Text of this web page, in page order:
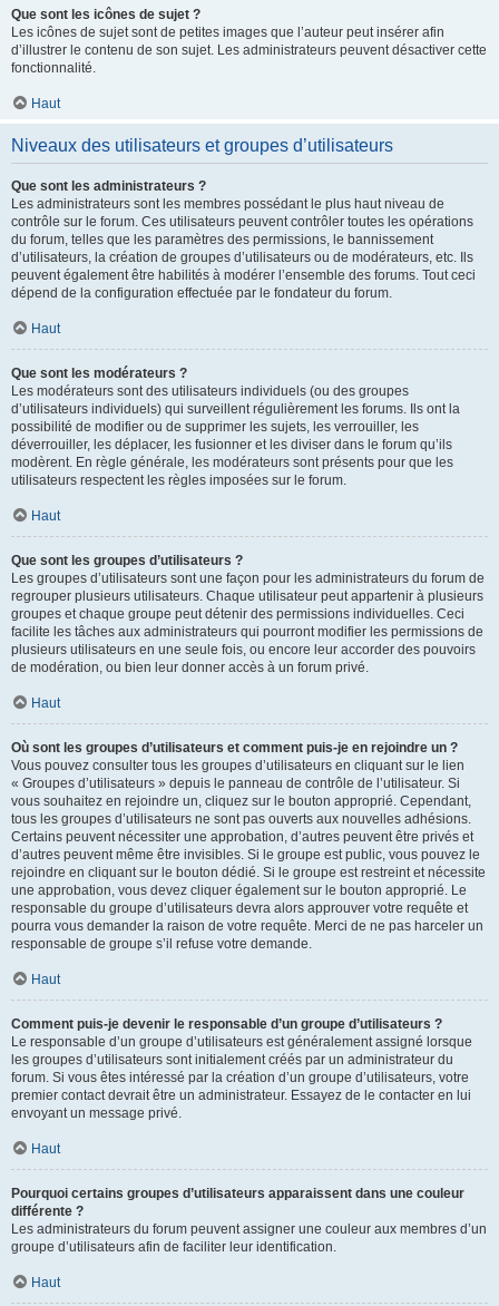
Que sont les icônes de sujet ?
Les icônes de sujet sont de petites images que l’auteur peut insérer afin
d’illustrer le contenu de son sujet. Les administrateurs peuvent désactiver cette
fonctionnalité.
Haut
Niveaux des utilisateurs et groupes d’utilisateurs
Que sont les administrateurs ?
Les administrateurs sont les membres possédant le plus haut niveau de
contrôle sur le forum. Ces utilisateurs peuvent contrôler toutes les opérations
du forum, telles que les paramètres des permissions, le bannissement
d’utilisateurs, la création de groupes d’utilisateurs ou de modérateurs, etc. Ils
peuvent également être habilités à modérer l’ensemble des forums. Tout ceci
dépend de la configuration effectuée par le fondateur du forum.
Haut
Que sont les modérateurs ?
Les modérateurs sont des utilisateurs individuels (ou des groupes
d’utilisateurs individuels) qui surveillent régulièrement les forums. Ils ont la
possibilité de modifier ou de supprimer les sujets, les verrouiller, les
déverrouiller, les déplacer, les fusionner et les diviser dans le forum qu’ils
modèrent. En règle générale, les modérateurs sont présents pour que les
utilisateurs respectent les règles imposées sur le forum.
Haut
Que sont les groupes d’utilisateurs ?
Les groupes d’utilisateurs sont une façon pour les administrateurs du forum de
regrouper plusieurs utilisateurs. Chaque utilisateur peut appartenir à plusieurs
groupes et chaque groupe peut détenir des permissions individuelles. Ceci
facilite les tâches aux administrateurs qui pourront modifier les permissions de
plusieurs utilisateurs en une seule fois, ou encore leur accorder des pouvoirs
de modération, ou bien leur donner accès à un forum privé.
Haut
Où sont les groupes d’utilisateurs et comment puis-je en rejoindre un ?
Vous pouvez consulter tous les groupes d’utilisateurs en cliquant sur le lien
« Groupes d’utilisateurs » depuis le panneau de contrôle de l’utilisateur. Si
vous souhaitez en rejoindre un, cliquez sur le bouton approprié. Cependant,
tous les groupes d’utilisateurs ne sont pas ouverts aux nouvelles adhésions.
Certains peuvent nécessiter une approbation, d’autres peuvent être privés et
d’autres peuvent même être invisibles. Si le groupe est public, vous pouvez le
rejoindre en cliquant sur le bouton dédié. Si le groupe est restreint et nécessite
une approbation, vous devez cliquer également sur le bouton approprié. Le
responsable du groupe d’utilisateurs devra alors approuver votre requête et
pourra vous demander la raison de votre requête. Merci de ne pas harceler un
responsable de groupe s’il refuse votre demande.
Haut
Comment puis-je devenir le responsable d’un groupe d’utilisateurs ?
Le responsable d’un groupe d’utilisateurs est généralement assigné lorsque
les groupes d’utilisateurs sont initialement créés par un administrateur du
forum. Si vous êtes intéressé par la création d’un groupe d’utilisateurs, votre
premier contact devrait être un administrateur. Essayez de le contacter en lui
envoyant un message privé.
Haut
Pourquoi certains groupes d’utilisateurs apparaissent dans une couleur
différente ?
Les administrateurs du forum peuvent assigner une couleur aux membres d’un
groupe d’utilisateurs afin de faciliter leur identification.
Haut